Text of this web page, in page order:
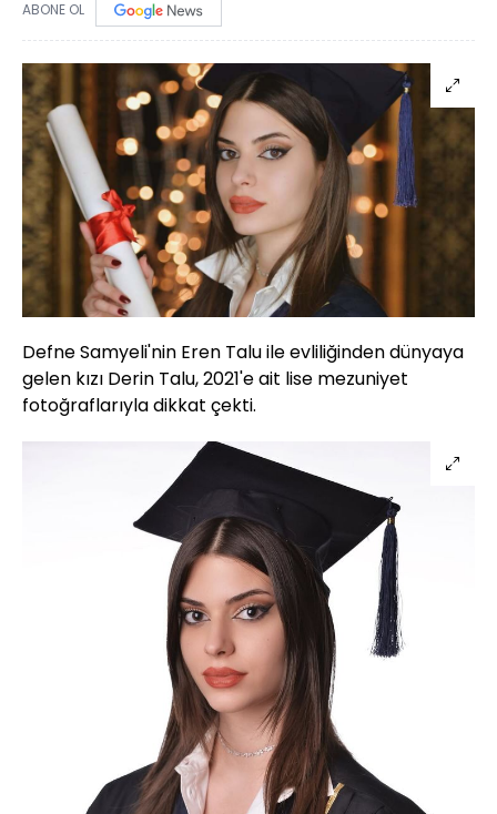
ABONE OL
Defne Samyeli'nin Eren Talu ile evliliğinden dünyaya
gelen kızı Derin Talu, 2021'e ait lise mezuniyet
fotoğraflarıyla dikkat çekti.